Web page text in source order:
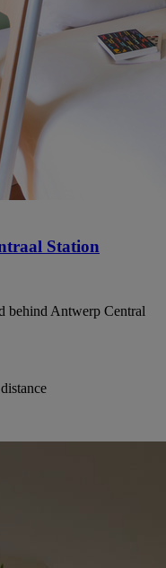
Station
behind Antwerp Central